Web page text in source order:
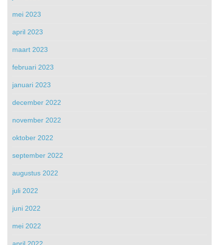
mei 2023
april 2023
maart 2023
februari 2023
januari 2023
december 2022
november 2022
oktober 2022
september 2022
augustus 2022
juli 2022
juni 2022
mei 2022